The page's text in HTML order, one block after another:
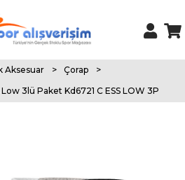
Aksesuar > Çorap
>
3lü Paket Kd6721 C ESS LOW 3P